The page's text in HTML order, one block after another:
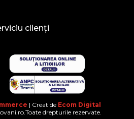
clienți
| Creat de Ecom Digital
drepturile rezervate.